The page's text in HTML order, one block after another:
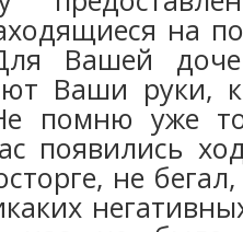
на
Вашей
Ваши руки,
помню уже
появились
не